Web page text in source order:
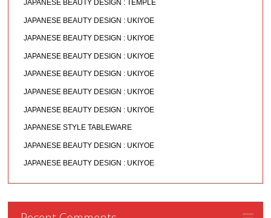
JAPANESE BEAUTY DESIGN : TEMPLE
JAPANESE BEAUTY DESIGN : UKIYOE
JAPANESE BEAUTY DESIGN : UKIYOE
JAPANESE BEAUTY DESIGN : UKIYOE
JAPANESE BEAUTY DESIGN : UKIYOE
JAPANESE BEAUTY DESIGN : UKIYOE
JAPANESE BEAUTY DESIGN : UKIYOE
JAPANESE STYLE TABLEWARE
JAPANESE BEAUTY DESIGN : UKIYOE
JAPANESE BEAUTY DESIGN : UKIYOE